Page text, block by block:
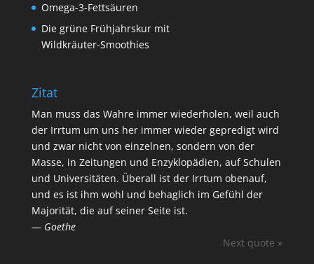
Omega-3-Fettsäuren
Die grüne Frühjahrskur mit
Wildkräuter-Smoothies
Zitat
Man muss das Wahre immer wiederholen, weil auch
der Irrtum um uns her immer wieder gepredigt wird
und zwar nicht von einzelnen, sondern von der
Masse, in Zeitungen und Enzyklopädien, auf Schulen
und Universitäten. Überall ist der Irrtum obenauf,
und es ist ihm wohl und behaglich im Gefühl der
Majorität, die auf seiner Seite ist.
— Goethe
Next quote »